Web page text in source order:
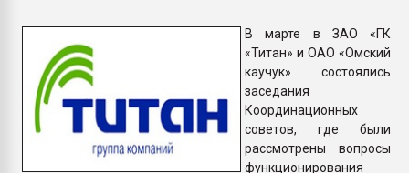
ПЕРЕЙТИ НА
В марте в ЗАО «ГК
«Титан» и ОАО «Омский
каучук» состоялись
заседания
Координационных
советов, где были
рассмотрены вопросы
функционирования